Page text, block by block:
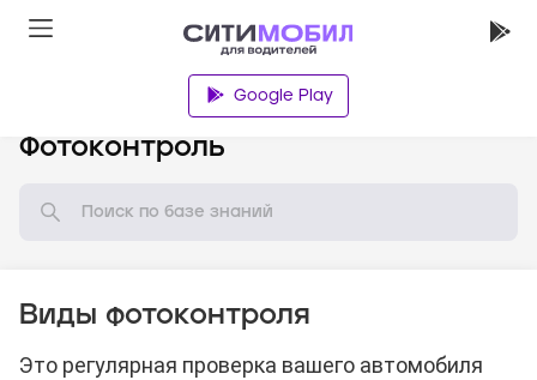
Google Play
Фотоконтроль
Виды фотоконтроля
Это регулярная проверка вашего автомобиля